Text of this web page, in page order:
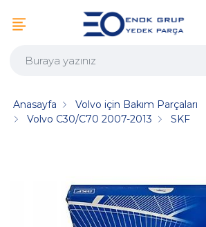
Anasayfa
Volvo için Bakım Parçaları
Volvo C30/C70 2007-2013
SKF